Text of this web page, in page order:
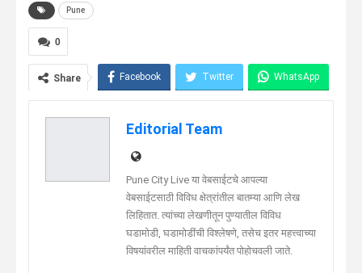
Pune
0
Share Facebook Twitter WhatsApp
Editorial Team
Pune City Live या वेबसाईटचे आपल्या
वेबसाईटसाठी विविध क्षेत्रांतील बातम्या आणि लेख
लिहितात. त्यांच्या लेखणीतून पुण्यातील विविध
घडामोडी, घडामोडींची विश्लेषणे, तसेच इतर महत्त्वाच्या
विषयांवरील माहिती वाचकांपर्यंत पोहोचवली जाते.